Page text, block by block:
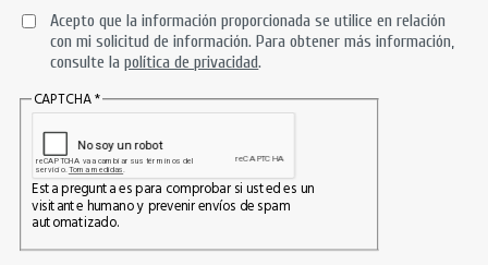
Acepto que la información proporcionada se utilice en relación
con mi solicitud de información. Para obtener más información,
consulte lapolítica de privacidad.
CAPTCHA
Esta pregunta es para comprobar si usted es un
visitante humano y prevenir envíos de spam
automatizado.